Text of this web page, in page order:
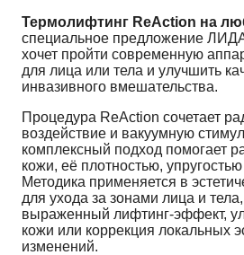
Термолифтинг ReAction на
специальное предложение
хочет пройти современную
для лица или тела и улучшить
инвазивного вмешательства.
Процедура ReAction сочетает
воздействие и вакуумную
комплексный подход помогает
кожи, её плотностью,
Методика применяется в
для ухода за зонами лица и
выраженный лифтинг-эффект,
кожи или коррекция локальных
изменений.